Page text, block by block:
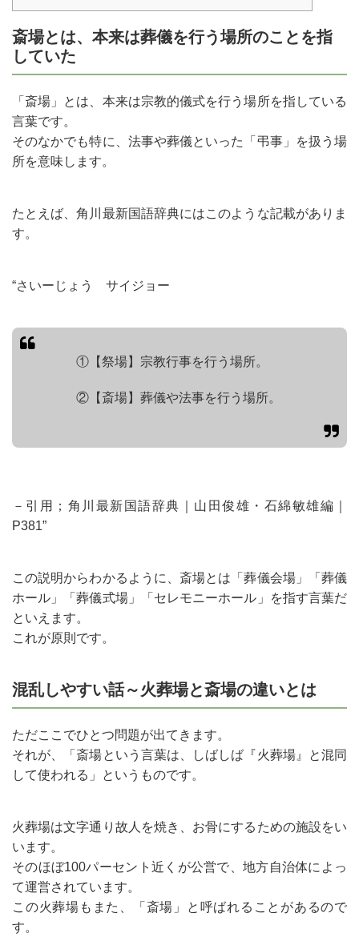
斎場とは、本来は葬儀を行う場所のことを指
していた
「斎場」とは、本来は宗教的儀式を行う場所を指している
言葉です。
そのなかでも特に、法事や葬儀といった「弔事」を扱う場
所を意味します。
たとえば、角川最新国語辞典にはこのような記載がありま
す。
“さいーじょう サイジョー
①【祭場】宗教行事を行う場所。
②【斎場】葬儀や法事を行う場所。
－引用；角川最新国語辞典｜山田俊雄・石綿敏雄編｜
P381”
この説明からわかるように、斎場とは「葬儀会場」「葬儀
ホール」「葬儀式場」「セレモニーホール」を指す言葉だ
といえます。
これが原則です。
混乱しやすい話～火葬場と斎場の違いとは
ただここでひとつ問題が出てきます。
それが、「斎場という言葉は、しばしば『火葬場』と混同
して使われる」というものです。
火葬場は文字通り故人を焼き、お骨にするための施設をい
います。
そのほぼ100パーセント近くが公営で、地方自治体によっ
て運営されています。
この火葬場もまた、「斎場」と呼ばれることがあるので
す。